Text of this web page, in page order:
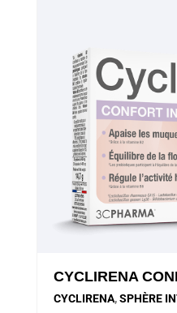
CYCLIRENA
CYCLIRENA,SPHÈRE